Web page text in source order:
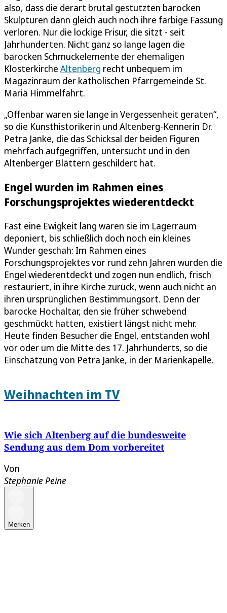
also, dass die derart brutal gestutzten barocken
Skulpturen dann gleich auch noch ihre farbige Fassung
verloren. Nur die lockige Frisur, die sitzt - seit
Jahrhunderten. Nicht ganz so lange lagen die
barocken Schmuckelemente der ehemaligen
Klosterkirche Altenberg recht unbequem im
Magazinraum der katholischen Pfarrgemeinde St.
Mariä Himmelfahrt.
„Offenbar waren sie lange in Vergessenheit geraten“,
so die Kunsthistorikerin und Altenberg-Kennerin Dr.
Petra Janke, die das Schicksal der beiden Figuren
mehrfach aufgegriffen, untersucht und in den
Altenberger Blättern geschildert hat.
Engel wurden im Rahmen eines
Forschungsprojektes wiederentdeckt
Fast eine Ewigkeit lang waren sie im Lagerraum
deponiert, bis schließlich doch noch ein kleines
Wunder geschah: Im Rahmen eines
Forschungsprojektes vor rund zehn Jahren wurden die
Engel wiederentdeckt und zogen nun endlich, frisch
restauriert, in ihre Kirche zurück, wenn auch nicht an
ihren ursprünglichen Bestimmungsort. Denn der
barocke Hochaltar, den sie früher schwebend
geschmückt hatten, existiert längst nicht mehr.
Heute finden Besucher die Engel, entstanden wohl
vor oder um die Mitte des 17. Jahrhunderts, so die
Einschätzung von Petra Janke, in der Marienkapelle.
Weihnachten im TV
Wie sich Altenberg auf die bundesweite
Sendung aus dem Dom vorbereitet
Von
Stephanie Peine
Merken